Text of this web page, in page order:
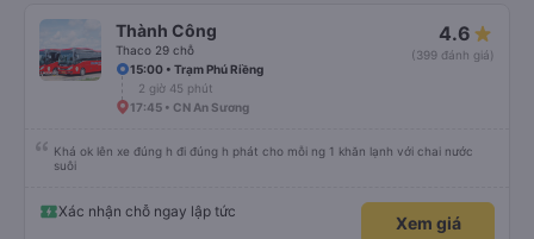
Thành Công
Thaco 29 chỗ
4.6
(399 đánh giá)
15:00 • Trạm Phú Riềng
2 giờ 45 phút
17:45 • CN An Sương
Khá ok lên xe đúng h đi đúng h phát cho mỗi ng 1 khăn lạnh với chai nước
suôi
Xác nhận chỗ ngay lập tức
Xem giá